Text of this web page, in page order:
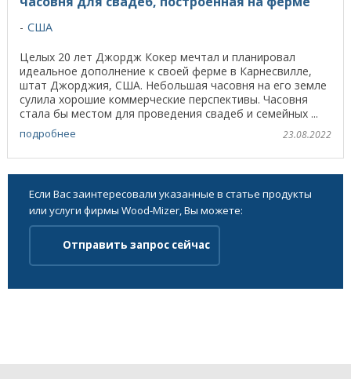
США
Целых 20 лет Джордж Кокер мечтал и планировал
идеальное дополнение к своей ферме в Карнесвилле,
штат Джорджия, США. Небольшая часовня на его земле
сулила хорошие коммерческие перспективы. Часовня
стала бы местом для проведения свадеб и семейных ...
подробнее 23.08.2022
Если Вас заинтересовали указанные в статье продукты
или услуги фирмы Wood-Mizer, Вы можете:
Отправить запрос сейчас